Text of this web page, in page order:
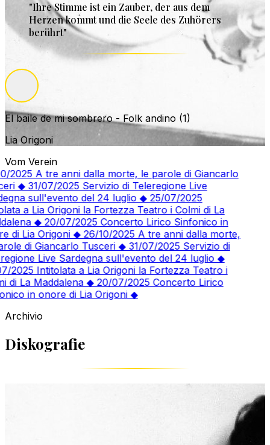
"Ihre Stimme ist ein Zauber, der aus dem
Herzen kommt und die Seele des Zuhörers
berührt"
El baile de mi sombrero - Folk andino (1)
Lia Origoni
Vom Verein
2025 A tre anni dalla morte, le parole di Giancarlo
◆ 31/07/2025 Servizio di Teleregione Live
sull'evento del 24 luglio ◆ 25/07/2025
a Lia Origoni la Fortezza Teatro i Colmi di La
◆ 20/07/2025 Concerto Lirico Sinfonico in
di Lia Origoni ◆ 26/10/2025 A tre anni dalla morte,
di Giancarlo Tusceri ◆ 31/07/2025 Servizio di
Live Sardegna sull'evento del 24 luglio ◆
2025 Intitolata a Lia Origoni la Fortezza Teatro i
di La Maddalena ◆ 20/07/2025 Concerto Lirico
in onore di Lia Origoni ◆
Archivio
Diskografie